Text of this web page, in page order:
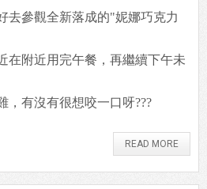
去參觀全新落成的"妮娜巧克力
在附近用完午餐，再繼續下午未
，有沒有很想咬一口呀???
READ MORE